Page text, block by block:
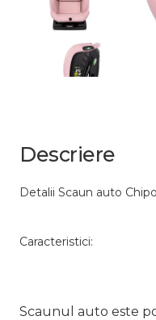
Descriere
Detalii Scaun auto
Caracteristici:
Scaunul auto este